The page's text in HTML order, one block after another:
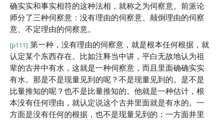
确实实和事实相符的这种法相，就称之为伺察意。前派论
师分了三种伺察意：没有理由的伺察意、颠倒理由的伺察
意、不定理由的伺察意。
[p111] 第一种，没有理由的伺察意，就是根本任何根据，就
认定某个东西存在。比如注释当中讲，平白无故地认为祖
辈的古井中有水，这就是一种伺察意，而且里面确确实实
有水。那是不是现量见到的呢？不是现量见到的。是不是
比量推知的呢？也不是比量推知的。他就是一种估计，根
本没有任何理由，就认定说这个古井里面就是有水的。一
方面是没有任何的根据，也不是现量见到的；一方面井里